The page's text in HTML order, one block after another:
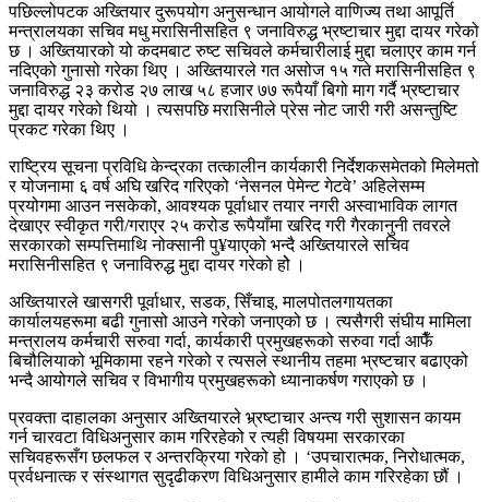
पछिल्लोपटक अख्तियार दुरूपयोग अनुसन्धान आयोगले वाणिज्य तथा आपूर्ति
मन्त्रालयका सचिव मधु मरासिनीसहित ९ जनाविरुद्ध भ्रष्टाचार मुद्दा दायर गरेको
छ । अख्तियारको यो कदमबाट रुष्ट सचिवले कर्मचारीलाई मुद्दा चलाएर काम गर्न
नदिएको गुनासो गरेका थिए । अख्तियारले गत असोज १५ गते मरासिनीसहित ९
जनाविरुद्ध २३ करोड २७ लाख ५८ हजार ७७ रूपैयाँ बिगो माग गर्दै भ्रष्टाचार
मुद्दा दायर गरेको थियो । त्यसपछि मरासिनीले प्रेस नोट जारी गरी असन्तुष्टि
प्रकट गरेका थिए ।
राष्ट्रिय सूचना प्रविधि केन्द्रका तत्कालीन कार्यकारी निर्देशकसमेतको मिलेमतो
र योजनामा ६ वर्ष अघि खरिद गरिएको ‘नेसनल पेमेन्ट गेटवे’ अहिलेसम्म
प्रयोगमा आउन नसकेको, आवश्यक पूर्वाधार तयार नगरी अस्वाभाविक लागत
देखाएर स्वीकृत गरी/गराएर २५ करोड रूपैयाँमा खरिद गरी गैरकानुनी तवरले
सरकारको सम्पत्तिमाथि नोक्सानी पु¥याएको भन्दै अख्तियारले सचिव
मरासिनीसहित ९ जनाविरुद्ध मुद्दा दायर गरेको होे ।
अख्तियारले खासगरी पूर्वाधार, सडक, सिँचाइ, मालपोतलगायतका
कार्यालयहरूमा बढी गुनासो आउने गरेको जनाएको छ । त्यसैगरी संघीय मामिला
मन्त्रालय कर्मचारी सरुवा गर्दा, कार्यकारी प्रमुखहरूको सरुवा गर्दा आफैँ
बिचौलियाको भूमिकामा रहने गरेको र त्यसले स्थानीय तहमा भ्रष्टचार बढाएको
भन्दै आयोगले सचिव र विभागीय प्रमुखहरूको ध्यानाकर्षण गराएको छ ।
प्रवक्ता दाहालका अनुसार अख्तियारले भ्र्रष्टाचार अन्त्य गरी सुशासन कायम
गर्न चारवटा विधिअनुसार काम गरिरहेको र त्यही विषयमा सरकारका
सचिवहरूसँग छलफल र अन्तरक्रिया गरेको हो । ‘उपचारात्मक, निरोधात्मक,
प्रर्वधनात्क र संस्थागत सुदृढीकरण विधिअनुसार हामीले काम गरिरहेका छौं ।